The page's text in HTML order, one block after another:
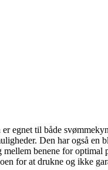
til både
Den har også
benene for optimal
for at drukne og ikke